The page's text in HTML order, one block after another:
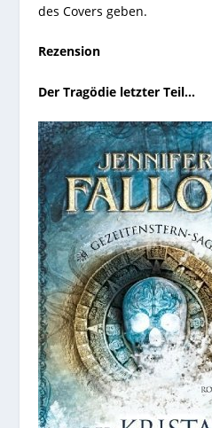
des Covers geben.
Rezension
Der Tragödie letzter Teil…